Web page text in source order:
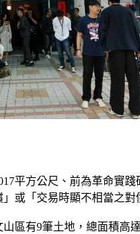
平方公尺、前為革命實
或「交易時顯不相當之
區有9筆土地，總面積高